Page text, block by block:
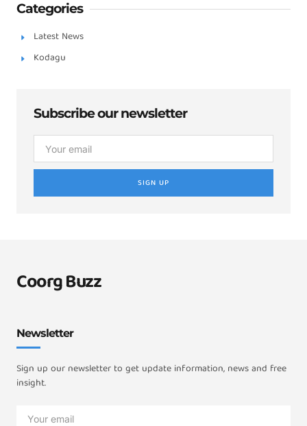
Categories
Latest News
Kodagu
Subscribe our newsletter
SIGN UP
Coorg Buzz
Newsletter
Sign up our newsletter to get update information, news and free
insight.